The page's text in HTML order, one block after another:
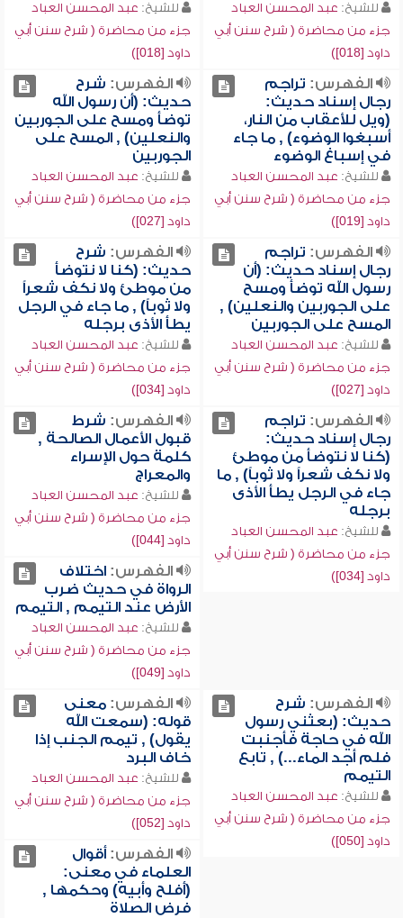
للشيخ: عبد المحسن العباد
جزء من محاضرة ( شرح سنن أبي
داود [018])
للشيخ: عبد المحسن العباد
جزء من محاضرة ( شرح سنن أبي
داود [018])
الفهرس: تراجم
رجال إسناد حديث:
(ويل للأعقاب من النار،
أسبغوا الوضوء) , ما جاء
في إسباغ الوضوء
للشيخ: عبد المحسن العباد
جزء من محاضرة ( شرح سنن أبي
داود [019])
الفهرس: شرح
حديث: (أن رسول الله
توضأ ومسح على الجوربين
والنعلين) , المسح على
الجوربين
للشيخ: عبد المحسن العباد
جزء من محاضرة ( شرح سنن أبي
داود [027])
الفهرس: تراجم
رجال إسناد حديث: (أن
رسول الله توضأ ومسح
على الجوربين والنعلين) ,
المسح على الجوربين
للشيخ: عبد المحسن العباد
جزء من محاضرة ( شرح سنن أبي
داود [027])
الفهرس: شرح
حديث: (كنا لا نتوضأ
من موطئ ولا نكف شعراً
ولا ثوباً) , ما جاء في الرجل
يطأ الأذى برجله
للشيخ: عبد المحسن العباد
جزء من محاضرة ( شرح سنن أبي
داود [034])
الفهرس: تراجم
رجال إسناد حديث:
(كنا لا نتوضأ من موطئ
ولا نكف شعراً ولا ثوباً) , ما
جاء في الرجل يطأ الأذى
برجله
للشيخ: عبد المحسن العباد
جزء من محاضرة ( شرح سنن أبي
داود [034])
الفهرس: شرط
قبول الأعمال الصالحة ,
كلمة حول الإسراء
والمعراج
للشيخ: عبد المحسن العباد
جزء من محاضرة ( شرح سنن أبي
داود [044])
الفهرس:اختلاف
الرواة في حديث ضرب
الأرض عند التيمم , التيمم
للشيخ: عبد المحسن العباد
جزء من محاضرة ( شرح سنن أبي
داود [049])
الفهرس: شرح
حديث: (بعثني رسول
الله في حاجة فأجنبت
فلم أجد الماء...) , تابع
التيمم
للشيخ: عبد المحسن العباد
جزء من محاضرة ( شرح سنن أبي
داود [050])
الفهرس:معنى
قوله: (سمعت الله
يقول) , تيمم الجنب إذا
خاف البرد
للشيخ: عبد المحسن العباد
جزء من محاضرة ( شرح سنن أبي
داود [052])
الفهرس:أقوال
العلماء في معنى:
(أفلح وأبيه) وحكمها ,
فرض الصلاة